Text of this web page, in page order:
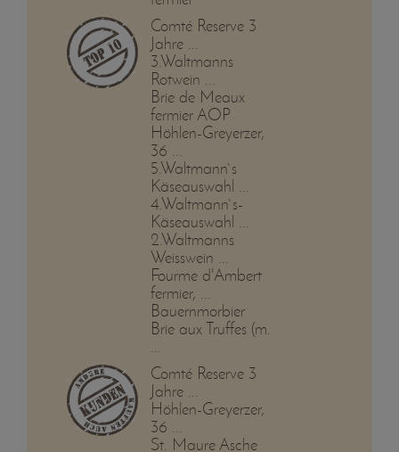
Comté Reserve 3
Jahre ...
3.Waltmanns
Rotwein ...
Brie de Meaux
fermier AOP
Höhlen-Greyerzer,
36 ...
5.Waltmann`s
Käseauswahl ...
4.Waltmann`s-
Käseauswahl ...
2.Waltmanns
Weisswein ...
Fourme d'Ambert
fermier, ...
Bauernmorbier
Brie aux Truffes (m.
...
Comté Reserve 3
Jahre ...
Höhlen-Greyerzer,
36 ...
St. Maure Asche